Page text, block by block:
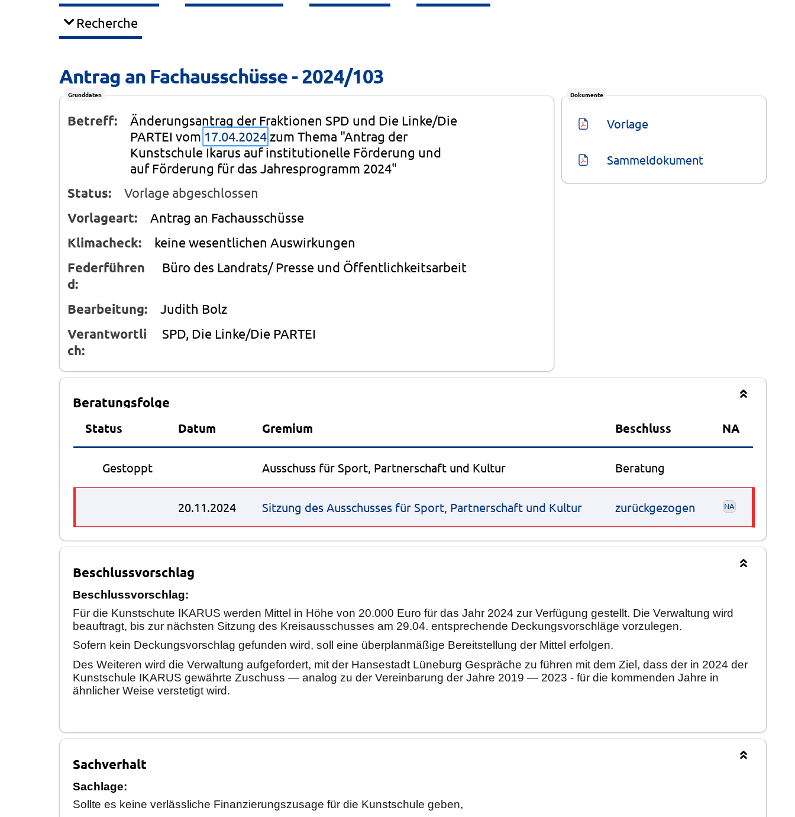
Recherche
Antrag an Fachausschüsse - 2024/103
Grunddaten
Betreff:
Änderungsantrag der Fraktionen SPD und Die Linke/Die
PARTEI vom 17.04.2024 zum Thema "Antrag der
Kunstschule Ikarus auf institutionelle Förderung und
auf Förderung für das Jahresprogramm 2024"
Status: Vorlage abgeschlossen
Vorlageart: Antrag an Fachausschüsse
Klimacheck: keine wesentlichen Auswirkungen
Federführen
d:
Büro des Landrats/ Presse und Öffentlichkeitsarbeit
Bearbeitung: Judith Bolz
Verantwortli
ch:
SPD, Die Linke/Die PARTEI
Dokumente
Vorlage
Sammeldokument
Beratungsfolge
Status Datum Gremium Beschluss NA
Gestoppt Ausschuss für Sport, Partnerschaft und Kultur Beratung
20.11.2024 Sitzung des Ausschusses für Sport, Partnerschaft und Kultur zurückgezogen NA
Beschlussvorschlag
Beschlussvorschlag:
Für die Kunstschute IKARUS werden Mittel in Höhe von 20.000 Euro für das Jahr 2024 zur Verfügung gestellt. Die Verwaltung wird
beauftragt, bis zur nächsten Sitzung des Kreisausschusses am 29.04. entsprechende Deckungsvorschläge vorzulegen.
Sofern kein Deckungsvorschlag gefunden wird, sol
eine überp anmäßige Bereitstellung der Mittel erfolgen.
Des Weiteren wird die Verwaltung aufgefordert, mit der Hansestadt Lüneburg Gespräche zu führen mit dem Ziel, dass der in 2024 der
Kunstschule IKARUS gewährte Zuschuss — analog zu der Vereinbarung der Jahre 2019 — 2023 - für die kommenden Jahre in
ähnlicher Weise verstetigt wird.
Sachverhalt
Sachlage:
Sollte es keine verlässliche Finanzierungszusage für die Kunstschule geben,